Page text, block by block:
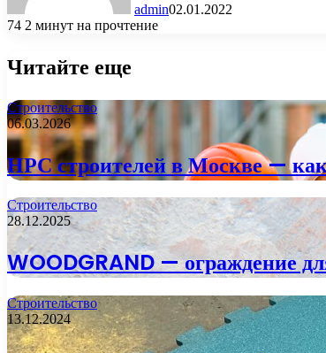
admin02.01.2022
74 2 минут на прочтение
Читайте еще
Строительство
06.03.2026
НРС строителей в Москве —
Строительство
28.12.2025
WOODGRAND — ограждение
Строительство
13.12.2024